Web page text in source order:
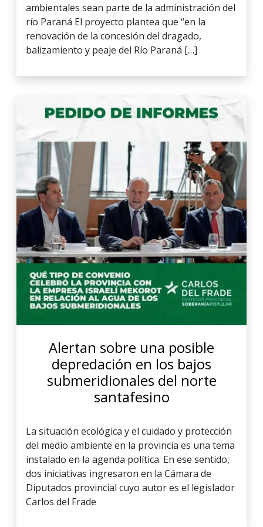
ambientales sean parte de la administración del
río Paraná El proyecto plantea que “en la
renovación de la concesión del dragado,
balizamiento y peaje del Río Paraná […]
Alertan sobre una posible
depredación en los bajos
submeridionales del norte
santafesino
La situación ecológica y el cuidado y protección
del medio ambiente en la provincia es una tema
instalado en la agenda política. En ese sentido,
dos iniciativas ingresaron en la Cámara de
Diputados provincial cuyo autor es el legislador
Carlos del Frade